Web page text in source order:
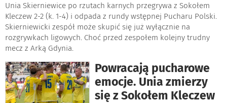
Unia Skierniewice po rzutach karnych przegrywa z Sokołem
Kleczew 2-2 (k. 1-4) i odpada z rundy wstępnej Pucharu Polski.
Skierniewicki zespół może skupić się już wyłącznie na
rozgrywkach ligowych. Choć przed zespołem kolejny trudny
mecz z Arką Gdynia.
Powracają pucharowe
emocje. Unia zmierzy
się z Sokołem Kleczew